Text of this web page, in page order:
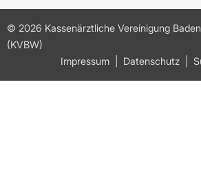
© 2026 Kassenärztliche Vereinigung
(KVBW)
Impressum
Datenschutz